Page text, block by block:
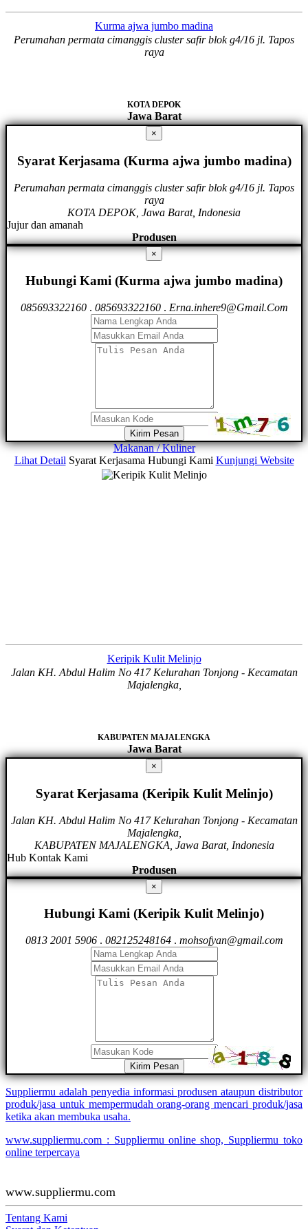
Kurma ajwa jumbo madina
Perumahan permata cimanggis cluster safir blok g4/16 jl. Tapos
raya
KOTA DEPOK
Jawa Barat
×
Syarat Kerjasama (Kurma ajwa jumbo madina)
Perumahan permata cimanggis cluster safir blok g4/16 jl. Tapos
raya
KOTA DEPOK, Jawa Barat, Indonesia
Jujur dan amanah
Produsen
×
Hubungi Kami (Kurma ajwa jumbo madina)
085693322160. 085693322160. Erna.inhere9@Gmail.Com
Kirim Pesan
Makanan / Kuliner
Lihat Detail Syarat Kerjasama Hubungi Kami Kunjungi Website
Keripik Kulit Melinjo
Jalan KH. Abdul Halim No 417 Kelurahan Tonjong - Kecamatan
Majalengka,
KABUPATEN MAJALENGKA
Jawa Barat
×
Syarat Kerjasama (Keripik Kulit Melinjo)
Jalan KH. Abdul Halim No 417 Kelurahan Tonjong - Kecamatan
Majalengka,
KABUPATEN MAJALENGKA, Jawa Barat, Indonesia
Hub Kontak Kami
Produsen
×
Hubungi Kami (Keripik Kulit Melinjo)
0813 2001 5906. 082125248164. mohsofyan@gmail.com
Kirim Pesan
Suppliermu adalah penyedia informasi produsen ataupun distributor
produk/jasa untuk mempermudah orang-orang mencari produk/jasa
ketika akan membuka usaha.
www.suppliermu.com : Suppliermu online shop, Suppliermu toko
online terpercaya
www.suppliermu.com
Tentang Kami